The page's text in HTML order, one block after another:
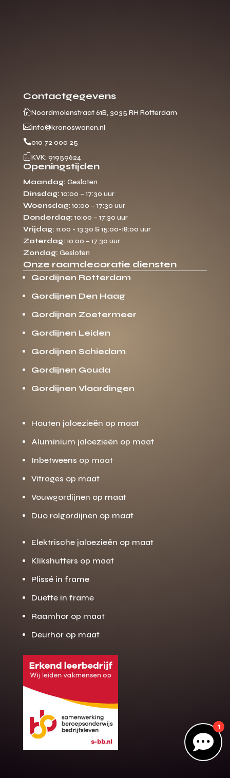
op maat?
Binnen 24 uur jouw gratis offerte
10 jaar garantie op de montage
Volledig ontzorgd
Wij werken landelijk
100+ stoffen
Gratis offerte
Direct bellen
Contactgegevens
Noordmolenstraat 61B, 3035 RH Rotterdam
info@kronoswonen.nl
010 72 000 25
 KVK: 91959624
Openingstijden
Maandag: Gesloten
Dinsdag: 10:00 – 17:30 uur
Woensdag: 10:00 – 17:30 uur
Donderdag: 10:00 – 17:30 uur
Vrijdag: 11:00 - 13:30 & 15:00-18:00 uur
Zaterdag: 10:00 – 17:30 uur
Zondag: Gesloten
Onze raamdecoratie diensten
Gordijnen Rotterdam
Gordijnen Den Haag
Gordijnen Zoetermeer
Gordijnen Leiden
Gordijnen Schiedam
Gordijnen Gouda
Gordijnen Vlaardingen
Houten jaloezieën op maat
Aluminium jaloezieën op maat
Inbetweens op maat
Vitrages op maat
Vouwgordijnen op maat
Duo rolgordijnen op maat
Elektrische jaloezieën op maat
Klikshutters op maat
Plissé in frame
Duette in frame
Raamhor op maat
Deurhor op maat

1